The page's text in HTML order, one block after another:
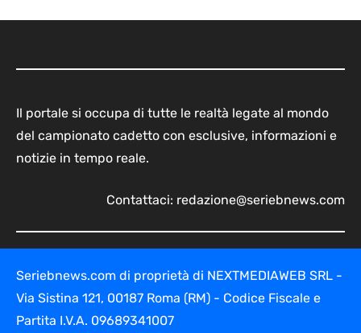
Il portale si occupa di tutte le realtà legate al mondo
del campionato cadetto con esclusive, informazioni e
notizie in tempo reale.
Contattaci: redazione@seriebnews.com
Seriebnews.com di proprietà di NEXTMEDIAWEB SRL -
Via Sistina 121, 00187 Roma (RM) - Codice Fiscale e
Partita I.V.A. 09689341007